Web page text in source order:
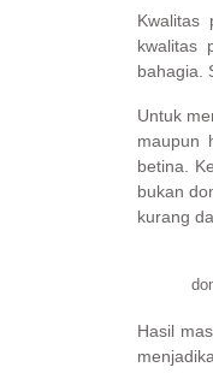
Kwalitas
kwalitas
bahagia.
Untuk
maupun
betina.
bukan
kurang
Hasil